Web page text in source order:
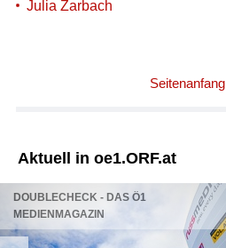
Julia Zarbach
Seitenanfang
Aktuell in oe1.ORF.at
DOUBLECHECK - DAS Ö1
MEDIENMAGAZIN